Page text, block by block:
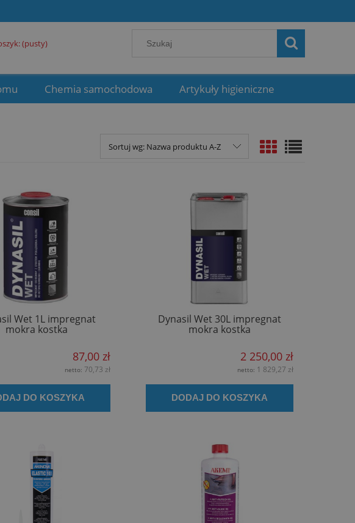
(pusty)
Chemia samochodowa Artykuły higieniczne
Sortuj wg: Nazwa produktu A-Z
Wet 1L impregnat
mokra kostka
87,00 zł
netto: 70,73 zł
DO KOSZYKA
Dynasil Wet 30L impregnat
mokra kostka
2 250,00 zł
netto: 1 829,27 zł
DODAJ DO KOSZYKA